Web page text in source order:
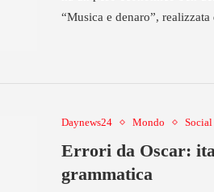
“Musica e denaro”,
Daynews24 Mondo Social
Errori da Oscar:
grammatica